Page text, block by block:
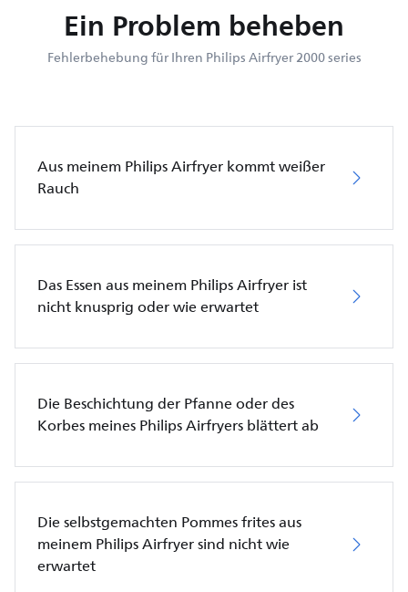
Ein Problem beheben
Fehlerbehebung für Ihren Philips Airfryer 2000 series
Aus meinem Philips Airfryer kommt weißer
Rauch
Das Essen aus meinem Philips Airfryer ist
nicht knusprig oder wie erwartet
Die Beschichtung der Pfanne oder des
Korbes meines Philips Airfryers blättert ab
Die selbstgemachten Pommes frites aus
meinem Philips Airfryer sind nicht wie
erwartet